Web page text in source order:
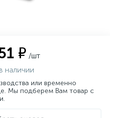
₽ /шт
наличии
или временно
Мы подберем Вам товар с